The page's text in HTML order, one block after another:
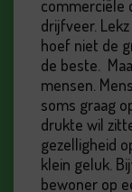
commerciële
drijfveer.
hoef niet de
de beste.
mensen.
soms graag
drukte wil
gezelligheid
klein geluk.
bewoner op